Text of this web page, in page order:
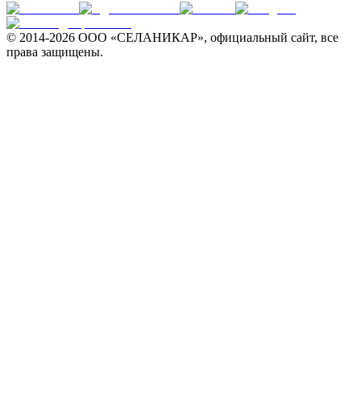
© 2014-2026 ООО «СЕЛАНИКАР», официальный сайт, все
права защищены.